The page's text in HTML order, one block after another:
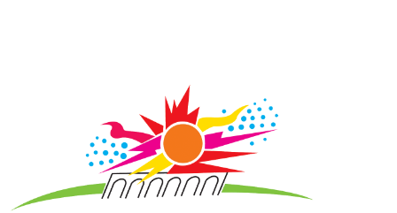
Questo sito web utilizza i cookie per migliorare la tua esperienza di
navigazione. Utilizzando il nostro sito web acconsenti a tutti i cookie
in conformità con la nostra policy per i cookie.
Accetta tutti Non accetto Chiudi